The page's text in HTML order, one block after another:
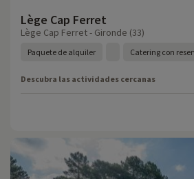
Lège Cap Ferret
Lège Cap Ferret - Gironde (33)
Paquete de alquiler Catering con
Descubra las actividades cercanas